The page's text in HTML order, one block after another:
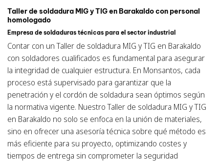
Taller de soldadura MIG y TIG en Barakaldo con personal
homologado
Empresa de soldaduras técnicas para el sector industrial
Contar con un Taller de soldadura MIG y TIG en Barakaldo
con soldadores cualificados es fundamental para asegurar
la integridad de cualquier estructura. En Monsantos, cada
proceso está supervisado para garantizar que la
penetración y el cordón de soldadura sean óptimos según
la normativa vigente. Nuestro Taller de soldadura MIG y TIG
en Barakaldo no solo se enfoca en la unión de materiales,
sino en ofrecer una asesoría técnica sobre qué método es
más eficiente para su proyecto, optimizando costes y
tiempos de entrega sin comprometer la seguridad